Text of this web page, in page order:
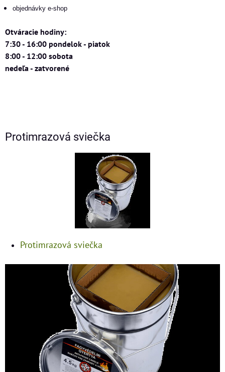
objednávky e-shop
Otváracie hodiny:
7:30 - 16:00 pondelok - piatok
8:00 - 12:00 sobota
nedeľa - zatvorené
Protimrazová sviečka
Protimrazová sviečka